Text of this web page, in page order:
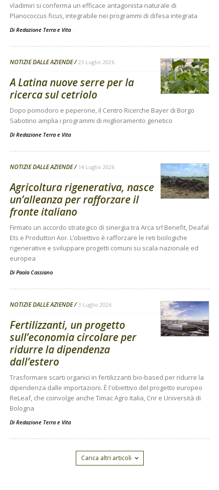
vladimiri si conferma un efficace antagonista naturale di
Planococcus ficus, integrabile nei programmi di difesa integrata
Di Redazione Terra e Vita -
NOTIZIE DALLE AZIENDE 23 Luglio 2026
A Latina nuove serre per la
ricerca sul cetriolo
Dopo pomodoro e peperone, il Centro Ricerche Bayer di Borgo
Sabotino amplia i programmi di miglioramento genetico
Di Redazione Terra e Vita
NOTIZIE DALLE AZIENDE 14 Luglio 2026
Agricoltura rigenerativa, nasce
un’alleanza per rafforzare il
fronte italiano
Firmato un accordo strategico di sinergia tra Arca srl Benefit, Deafal
Ets e Produttori Aor. L’obiettivo è rafforzare le reti biologiche
rigenerative e sviluppare progetti comuni su scala nazionale ed
europea
Di Paola Cassiano
NOTIZIE DALLE AZIENDE 3 Luglio 2026
Fertilizzanti, un progetto
sull’economia circolare per
ridurre la dipendenza
dall’estero
Trasformare scarti organici in fertilizzanti bio-based per ridurre la
dipendenza dalle importazioni. È l'obiettivo del progetto europeo
ReLeaf, che coinvolge anche Timac Agro Italia, Cnr e Università di
Bologna
Di Redazione Terra e Vita
Carica altri articoli